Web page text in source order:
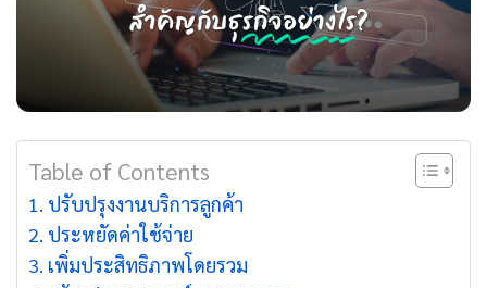
Table of Contents
ปรับปรุงงานบริการลูกค้า
ประหยัดค่าใช้จ่าย
เพิ่มประสิทธิภาพโดยรวม